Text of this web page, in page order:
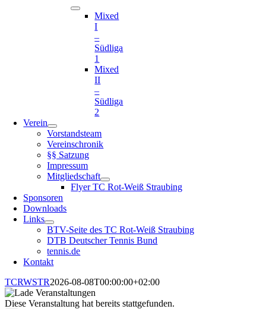
Mixed
I
–
Südliga
1
Mixed
II
–
Südliga
2
Verein
Vorstandsteam
Vereinschronik
§§ Satzung
Impressum
Mitgliedschaft
Flyer TC Rot-Weiß Straubing
Sponsoren
Downloads
Links
BTV-Seite des TC Rot-Weiß Straubing
DTB Deutscher Tennis Bund
tennis.de
Kontakt
TCRWSTR2026-08-08T00:00:00+02:00
Diese Veranstaltung hat bereits stattgefunden.